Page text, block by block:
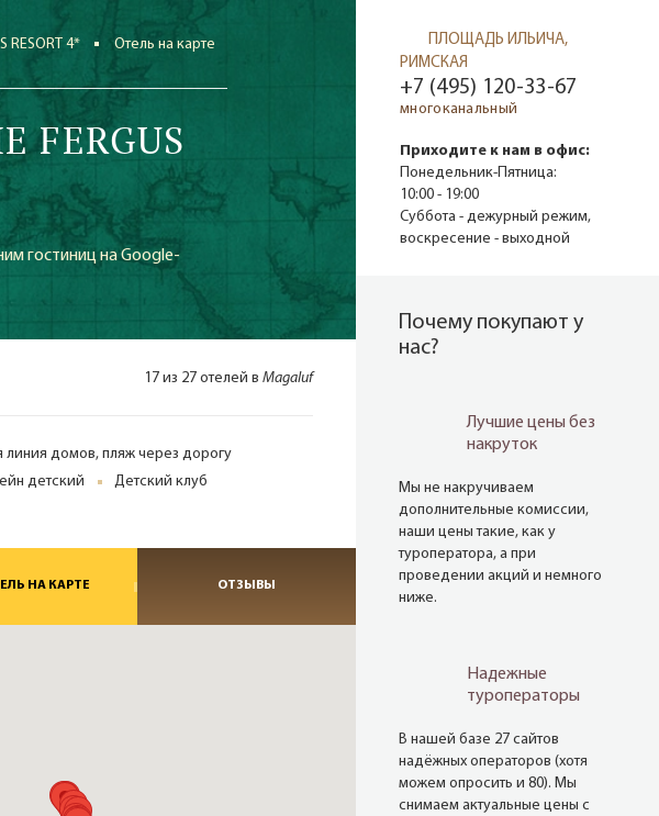
RESORT 4* Отель на карте
FERGUS
гостиниц на Google-
17 из 27 отелей в Magaluf
линия домов, пляж через дорогу
детский
Детский клуб
НА КАРТЕ ОТЗЫВЫ
ПЛОЩАДЬ ИЛЬИЧА,
РИМСКАЯ
+7 (495) 120-33-67
многоканальный
Приходите к нам в офис:
Понедельник-Пятница:
10:00 - 19:00
Суббота - дежурный режим,
воскресение - выходной
Почему покупают у
нас?
Лучшие цены без
накруток
Мы не накручиваем
дополнительные комиссии,
наши цены такие, как у
туроператора, а при
проведении акций и немного
ниже.
Надежные
туроператоры
В нашей базе 27 сайтов
надёжных операторов (хотя
можем опросить и 80). Мы
снимаем актуальные цены с